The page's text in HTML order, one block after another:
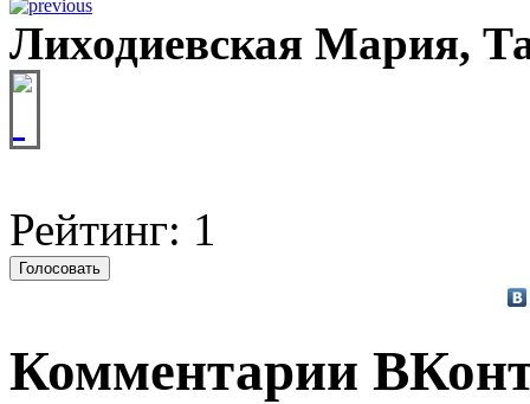
Лиходиевская Мария,
Рейтинг: 1
Комментарии